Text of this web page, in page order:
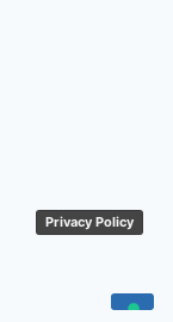
Privacy Policy